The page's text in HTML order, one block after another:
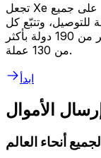
تجعل Xe التحويلات المالية الدولية سهلة وبسيطة. اطّلع على جميع
للتوصيل، وتتبّع كل
عملية نقل في الوقت الفعلي. أرسل إلى أكثر من 190 دولة بأكثر
من 130 عملة.
ابدأ
الأموال
أنحاء العالم